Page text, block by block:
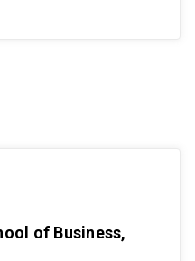
of Business,